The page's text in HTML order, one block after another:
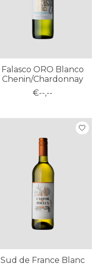
Falasco ORO Blanco
Chenin/Chardonnay
€--,--
Sud de France Blanc